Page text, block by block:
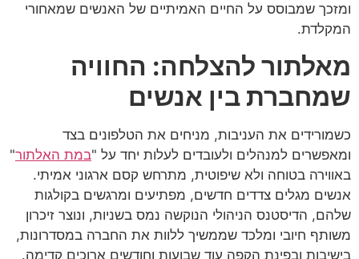
ומזכך שמבוסס על החיים האמיתיים של האנשים שמאחורי
המקלדת.
מאלתור להצלחה: החוויה
שמחברת בין אנשים
כשמורידים את העניבות, מניחים את הטלפונים בצד
ומאפשרים למנהלים ולעובדים לעלות יחד על "במת האלתור"
באווירה בטוחה ולא שיפוטית, מתרחש קסם ארגוני אמיתי.
אנשים מגלים צדדים חדשים, מפתיעים ומרגשים בקולגות
שלהם, הדיסטנס הניהולי הנוקשה נמס בשניות, ונוצר זיכרון
משותף חיובי ומלכד שממשיך ללוות את החברה במסדרונות,
בישיבות ובפינת הקפה עוד שבועות וחודשים ארוכים קדימה.